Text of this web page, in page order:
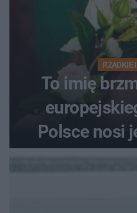
RZADKIE
To imię
Polsce nosi